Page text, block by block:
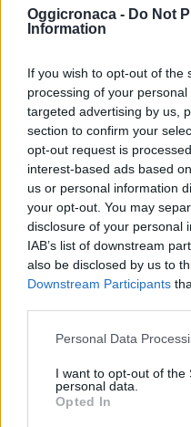
Oggicronaca - Do Not
Information
If you wish to opt-out of the
processing of your
targeted advertising by us,
section to confirm your
opt-out request is
interest-based ads based
us or personal information
your opt-out. You may
disclosure of your personal
IAB’s list of downstream
also be disclosed by us to
Downstream Participants
Personal Data
I want to opt-out of the
personal data.
Opted In